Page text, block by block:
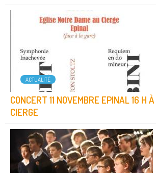
ACTUALITÉ
CONCERT 11 NOVEMBRE EPINAL 16 H
CIERGE